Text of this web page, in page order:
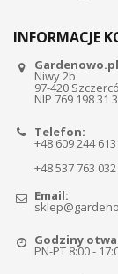
INFORMACJE
Gardenowo.pl
Niwy 2b
97-420
NIP 769 198 31
Telefon:
+48 609 244 613
+48 537 763 032
Email:
Godziny
PN-PT 8:00 -